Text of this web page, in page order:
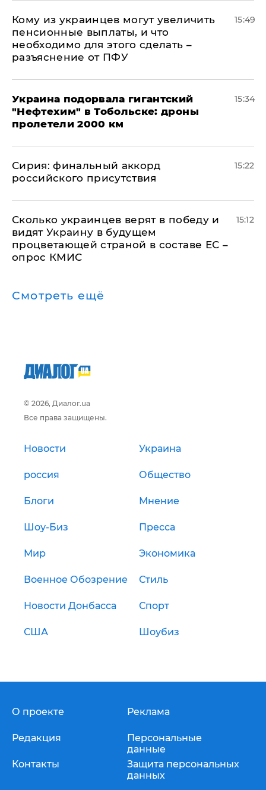
Кому из украинцев могут увеличить
пенсионные выплаты, и что
необходимо для этого сделать –
разъяснение от ПФУ
15:49
Украина подорвала гигантский
"Нефтехим" в Тобольске: дроны
пролетели 2000 км
15:34
​Сирия: финальный аккорд
российского присутствия
15:22
Сколько украинцев верят в победу и
видят Украину в будущем
процветающей страной в составе ЕС –
опрос КМИС
15:12
Смотреть ещё
© 2026, Диалог.ua
Все права защищены.
Новости Украина
россия Общество
Блоги Мнение
Шоу-Биз Пресса
Мир Экономика
Военное Обозрение Стиль
Новости Донбасса Спорт
США Шоубиз
О проекте
Редакция
Контакты
Реклама
Персональные
данные
Защита персональных
данных